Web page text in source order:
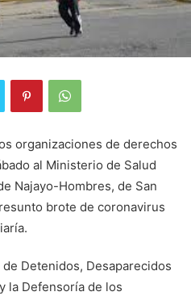
organizaciones de derechos
al Ministerio de Salud
Najayo-Hombres, de San
brote de coronavirus
Detenidos, Desaparecidos
la Defensoría de los